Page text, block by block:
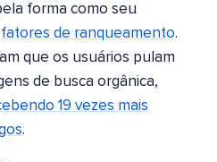
forma como seu
fatores de ranqueamento.
que os usuários pulam
de busca orgânica,
19 vezes mais
.